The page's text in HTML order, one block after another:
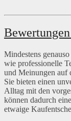
Mindestens
wie professionelle
und Meinungen auf
Sie bieten einen
Alltag mit den
können dadurch
etwaige